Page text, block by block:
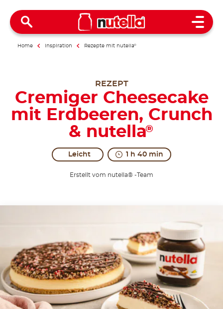
Open
Home Inspiration Rezepte mit nutella®
REZEPT
Cremiger Cheesecake
mit Erdbeeren, Crunch
& nutella®
Leicht 1 h 40 min
Erstellt vom nutella® -Team